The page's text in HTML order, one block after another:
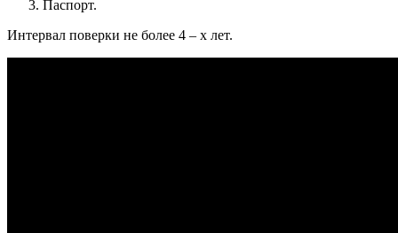
Паспорт.
Интервал поверки не более 4 – х лет.